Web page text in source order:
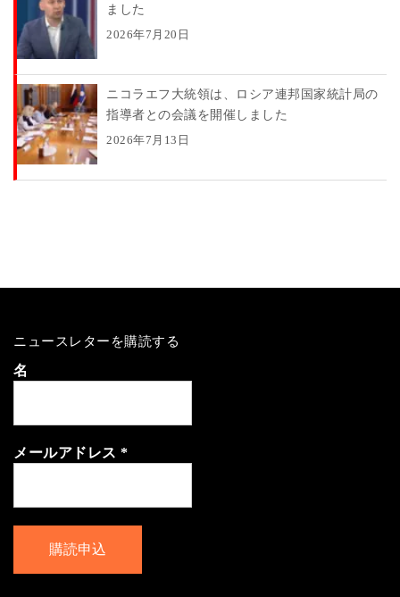
ました
2026年7月20日
ニコラエフ大統領は、ロシア連邦国家統計局の
指導者との会議を開催しました
2026年7月13日
ニュースレターを購読する
名
メールアドレス *